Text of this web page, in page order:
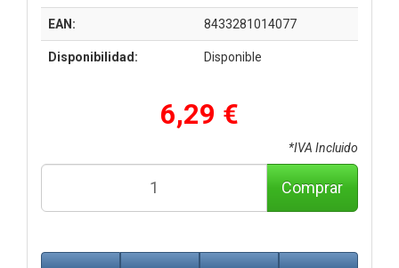
EAN: 8433281014077
Disponibilidad: Disponible
6,29 €
*IVA Incluido
Comprar